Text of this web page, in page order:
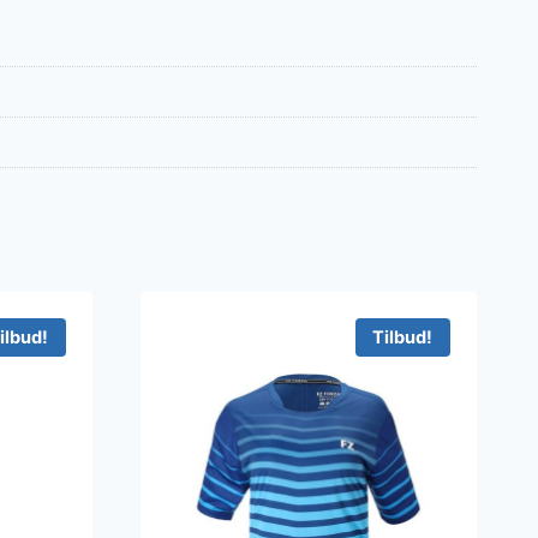
Tilbud!